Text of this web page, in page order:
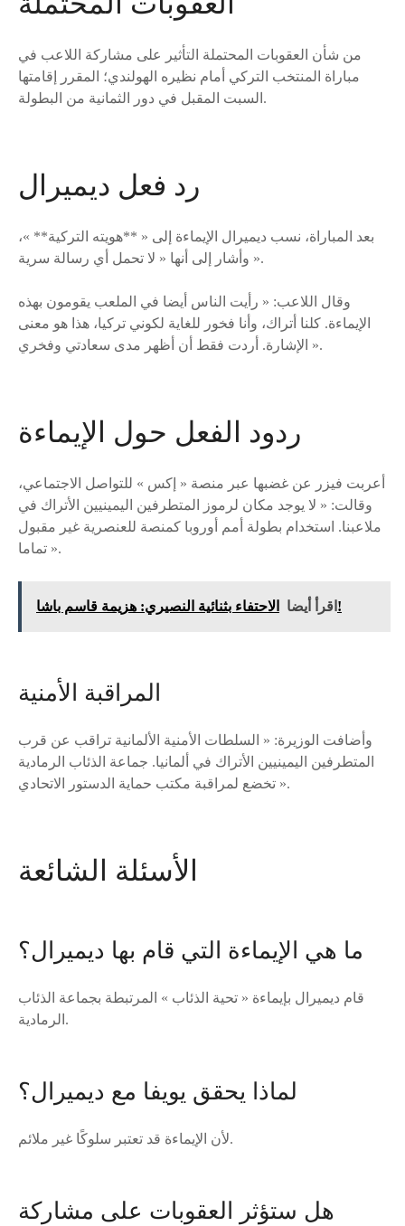
من شأن العقوبات المحتملة التأثير على مشاركة اللاعب في
مباراة المنتخب التركي أمام نظيره الهولندي؛ المقرر إقامتها
السبت المقبل في دور الثمانية من البطولة.
رد فعل ديميرال
بعد المباراة، نسب ديميرال الإيماءة إلى « **هويته التركية** »،
وأشار إلى أنها « لا تحمل أي رسالة سرية ».
وقال اللاعب: « رأيت الناس أيضا في الملعب يقومون بهذه
الإيماءة. كلنا أتراك، وأنا فخور للغاية لكوني تركيا، هذا هو معنى
الإشارة. أردت فقط أن أظهر مدى سعادتي وفخري ».
ردود الفعل حول الإيماءة
أعربت فيزر عن غضبها عبر منصة « إكس » للتواصل الاجتماعي،
وقالت: « لا يوجد مكان لرموز المتطرفين اليمينيين الأتراك في
ملاعبنا. استخدام بطولة أمم أوروبا كمنصة للعنصرية غير مقبول
تماما ».
اقرأ أيضا الاحتفاء بثنائية النصيري: هزيمة قاسم باشا!
المراقبة الأمنية
وأضافت الوزيرة: « السلطات الأمنية الألمانية تراقب عن قرب
المتطرفين اليمينيين الأتراك في ألمانيا. جماعة الذئاب الرمادية
تخضع لمراقبة مكتب حماية الدستور الاتحادي ».
الأسئلة الشائعة
ما هي الإيماءة التي قام بها ديميرال؟
قام ديميرال بإيماءة « تحية الذئاب » المرتبطة بجماعة الذئاب
الرمادية.
لماذا يحقق يويفا مع ديميرال؟
لأن الإيماءة قد تعتبر سلوكًا غير ملائم.
هل ستؤثر العقوبات على مشاركة